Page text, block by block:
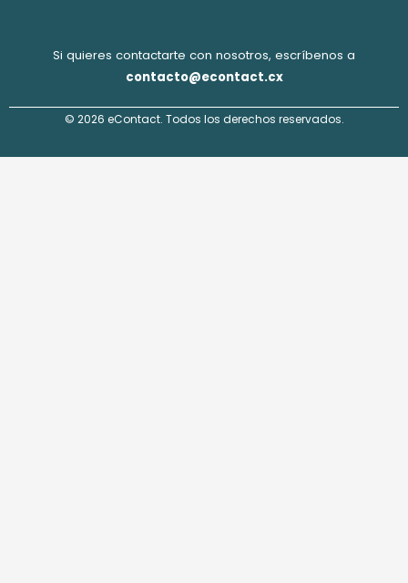
Si quieres contactarte con nosotros, escríbenos a
contacto@econtact.cx
© 2026 eContact. Todos los derechos reservados.